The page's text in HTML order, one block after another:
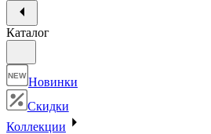
Каталог
NEW Новинки
Скидки
Коллекции